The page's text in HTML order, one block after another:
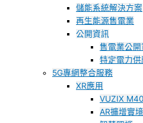
儲能系統解決方案
再生能源售電業
公開資訊
售電業公開
特定電力
5G專網整合服務
XR應用
VUZIX
AR擴增實